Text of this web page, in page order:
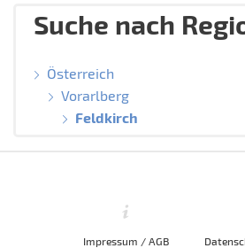
Suche nach
Österreich
Vorarlberg
Feldkirch
Impressum / AGB